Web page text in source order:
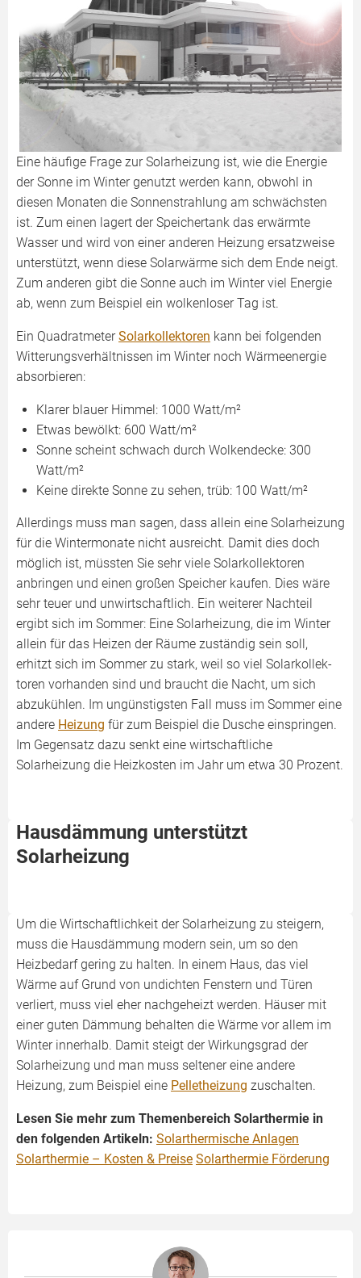
Eine häufige Frage zur Solarheizung ist, wie die Energie
der Sonne im Winter genutzt werden kann, obwohl in
diesen Monaten die Sonnen­strahlung am schwächsten
ist. Zum einen lagert der Speichertank das erwärmte
Wasser und wird von einer anderen Heizung ersatzweise
unter­stützt, wenn diese Solarwärme sich dem Ende neigt.
Zum anderen gibt die Sonne auch im Winter viel Energie
ab, wenn zum Beispiel ein wolkenloser Tag ist.
Ein QuadratmeterSolarkollektoren kann bei folgenden
Witterungsverhältnissen im Winter noch Wärmeenergie
absorbieren:
Klarer blauer Himmel: 1000 Watt/m²
Etwas bewölkt: 600 Watt/m²
Sonne scheint schwach durch Wolkendecke: 300
Watt/m²
Keine direkte Sonne zu sehen, trüb: 100 Watt/m²
Allerdings muss man sagen, dass allein eine Solarheizung
für die Wintermonate nicht ausreicht. Damit dies doch
möglich ist, müssten Sie sehr viele Solarkollektoren
anbringen und einen großen Speicher kaufen. Dies wäre
sehr teuer und unwirtschaftlich. Ein weiterer Nachteil
ergibt sich im Sommer: Eine Solarheizung, die im Winter
allein für das Heizen der Räume zuständig sein soll,
erhitzt sich im Sommer zu stark, weil so viel Solarkollek­
toren vorhanden sind und braucht die Nacht, um sich
abzukühlen. Im ungünstigsten Fall muss im Sommer eine
andere Heizung für zum Beispiel die Dusche einspringen.
Im Gegensatz dazu senkt eine wirtschaftliche
Solarheizung die Heizkosten im Jahr um etwa 30 Prozent.
Hausdämmung unterstützt
Solarheizung
Um die Wirtschaftlichkeit der Solarheizung zu steigern,
muss die Hausdämmung modern sein, um so den
Heizbedarf gering zu halten. In einem Haus, das viel
Wärme auf Grund von undichten Fenstern und Türen
verliert, muss viel eher nachgeheizt werden. Häuser mit
einer guten Dämmung behalten die Wärme vor allem im
Winter innerhalb. Damit steigt der Wirkungsgrad der
Solarheizung und man muss seltener eine andere
Heizung, zum Beispiel eine Pelletheizung zuschalten.
Lesen Sie mehr zum Themenbereich Solarthermie in
den folgenden Artikeln: Solarthermische Anlagen
Solarthermie – Kosten & Preise Solarthermie Förderung